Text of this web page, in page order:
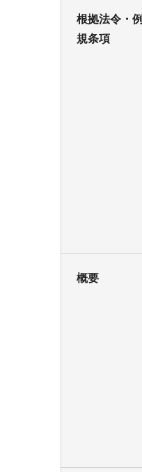
根拠法令・例
規条項
概要